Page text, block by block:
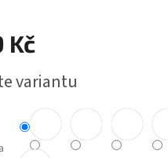
Kč
variantu